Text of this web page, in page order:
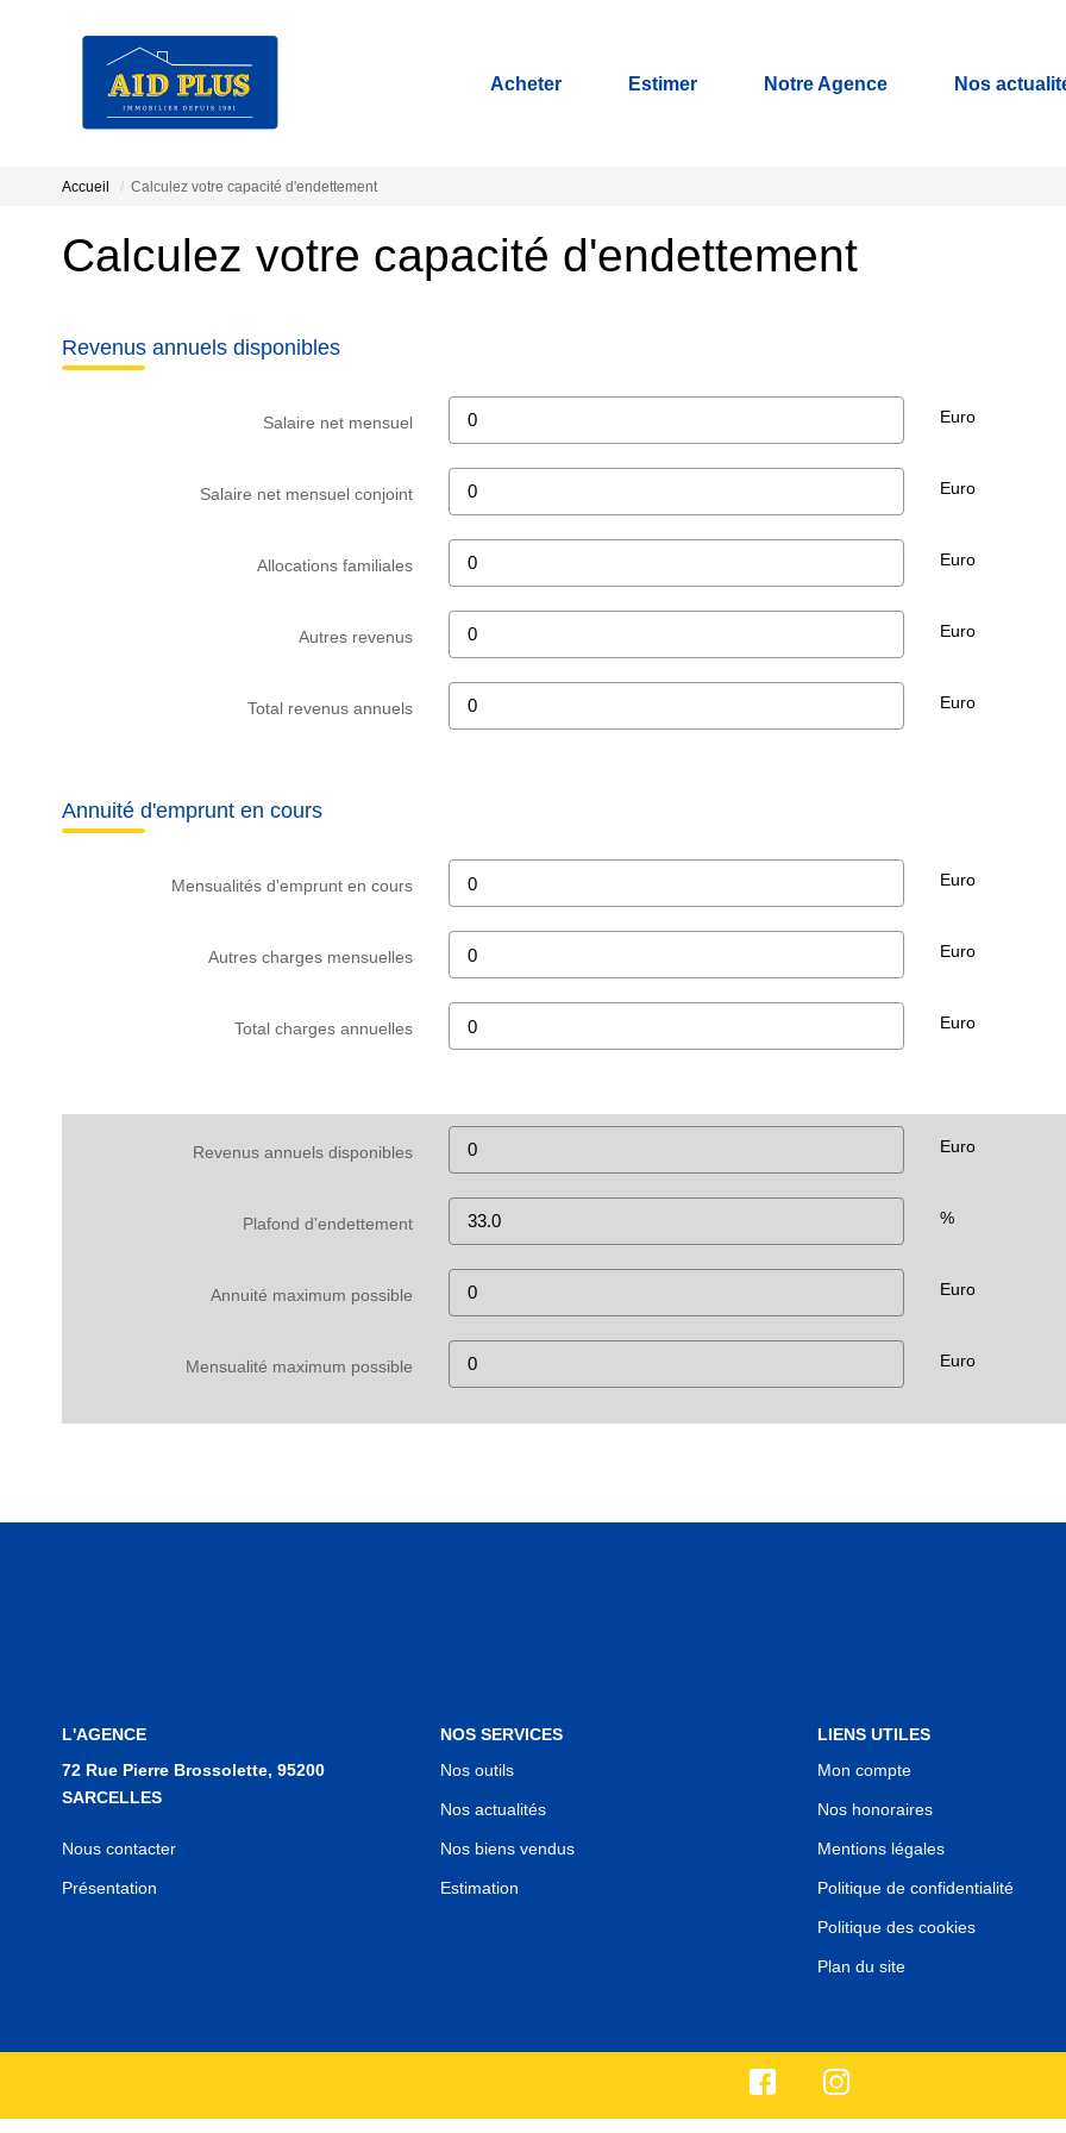
Acheter Estimer Notre Agence Nos
Accueil Calculez votre capacité d'endettement
Calculez votre capacité d'endettement
Revenus annuels disponibles
Salaire net mensuel Euro
Salaire net mensuel conjoint Euro
Allocations familiales Euro
Autres revenus Euro
Total revenus annuels Euro
Annuité d'emprunt en cours
Mensualités d'emprunt en cours Euro
Autres charges mensuelles Euro
Total charges annuelles Euro
Revenus annuels disponibles Euro
Plafond d'endettement %
Annuité maximum possible Euro
Mensualité maximum possible Euro
L'AGENCE
72 Rue Pierre Brossolette, 95200
SARCELLES
Nous contacter
Présentation
NOS SERVICES
Nos outils
Nos actualités
Nos biens vendus
Estimation
LIENS UTILES
Mon compte
Nos honoraires
Mentions légales
Politique de confidentialité
Politique des cookies
Plan du site